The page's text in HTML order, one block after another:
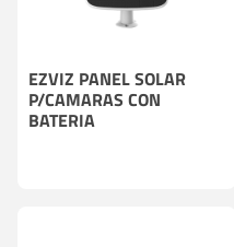
EZVIZ PANEL SOLAR
P/CAMARAS CON
BATERIA